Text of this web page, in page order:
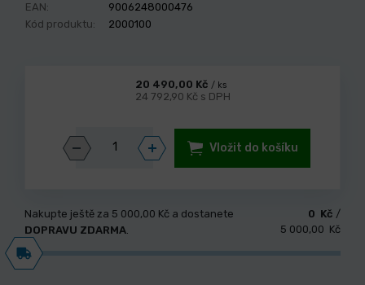
EAN:
9006248000476
Kód produktu:
2000100
20 490,00 Kč / ks
24 792,90 Kč s DPH
Vložit do košíku
Nakupte ještě za 5 000,00 Kč a dostanete
DOPRAVU ZDARMA.
0 Kč /
5 000,00 Kč